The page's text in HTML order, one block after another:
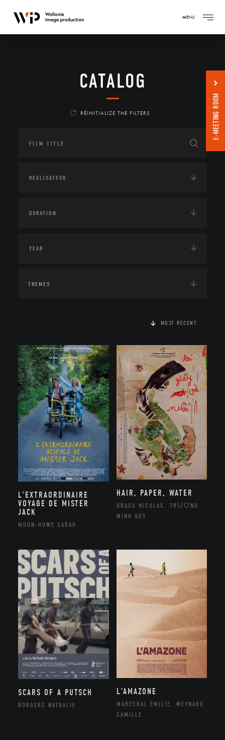
MENU
CATALOG
RÉINITIALIZE THE FILTERS
THEMES
MOST RECENT
L’EXTRAORDINAIRE
VOYAGE DE MISTER
JACK
MOON-HOWE SARAH
HAIR, PAPER, WATER
GRAUX NICOLAS, TRƯƠNG
MINH QUÝ
SCARS OF A PUTSCH
BORGERS NATHALIE
L’AMAZONE
MARÉCHAL EMILIE, MEYNARD
CAMILLE
E-MEETING ROOM